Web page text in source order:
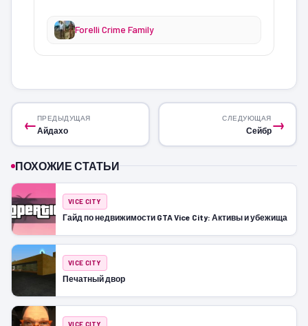
Forelli Crime Family
←ПРЕДЫДУЩАЯ
Айдахо →
СЛЕДУЮЩАЯ
Сейбр
ПОХОЖИЕ СТАТЬИ
VICE CITY
Гайд по недвижимости GTA Vice City: Активы и убежища
VICE CITY
Печатный двор
VICE CITY